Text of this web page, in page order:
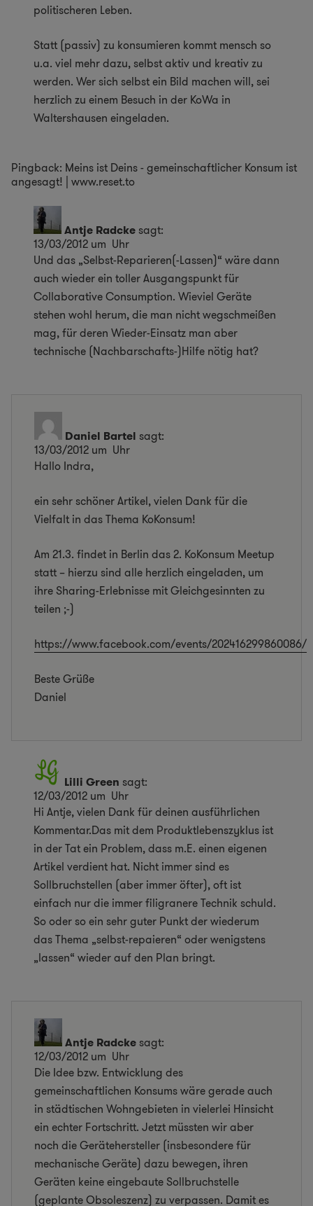
politischeren Leben.
Statt (passiv) zu konsumieren kommt mensch so
u.a. viel mehr dazu, selbst aktiv und kreativ zu
werden. Wer sich selbst ein Bild machen will, sei
herzlich zu einem Besuch in der KoWa in
Waltershausen eingeladen.
Pingback: Meins ist Deins - gemeinschaftlicher Konsum ist
angesagt! | www.reset.to
Antje Radckesagt:
13/03/2012 um Uhr
Und das „Selbst-Reparieren(-Lassen)“ wäre dann
auch wieder ein toller Ausgangspunkt für
Collaborative Consumption. Wieviel Geräte
stehen wohl herum, die man nicht wegschmeißen
mag, für deren Wieder-Einsatz man aber
technische (Nachbarschafts-)Hilfe nötig hat?
Daniel Bartel sagt:
13/03/2012 um Uhr
Hallo Indra,
ein sehr schöner Artikel, vielen Dank für die
Vielfalt in das Thema KoKonsum!
Am 21.3. findet in Berlin das 2. KoKonsum Meetup
statt – hierzu sind alle herzlich eingeladen, um
ihre Sharing-Erlebnisse mit Gleichgesinnten zu
teilen ;-)
https://www.facebook.com/events/202416299860086/
Beste Grüße
Daniel
Lilli Green sagt:
12/03/2012 um Uhr
Hi Antje, vielen Dank für deinen ausführlichen
Kommentar.Das mit dem Produktlebenszyklus ist
in der Tat ein Problem, dass m.E. einen eigenen
Artikel verdient hat. Nicht immer sind es
Sollbruchstellen (aber immer öfter), oft ist
einfach nur die immer filigranere Technik schuld.
So oder so ein sehr guter Punkt der wiederum
das Thema „selbst-repaieren“ oder wenigstens
„lassen“ wieder auf den Plan bringt.
Antje Radckesagt:
12/03/2012 um Uhr
Die Idee bzw. Entwicklung des
gemeinschaftlichen Konsums wäre gerade auch
in städtischen Wohngebieten in vielerlei Hinsicht
ein echter Fortschritt. Jetzt müssten wir aber
noch die Gerätehersteller (insbesondere für
mechanische Geräte) dazu bewegen, ihren
Geräten keine eingebaute Sollbruchstelle
(geplante Obsoleszenz) zu verpassen. Damit es